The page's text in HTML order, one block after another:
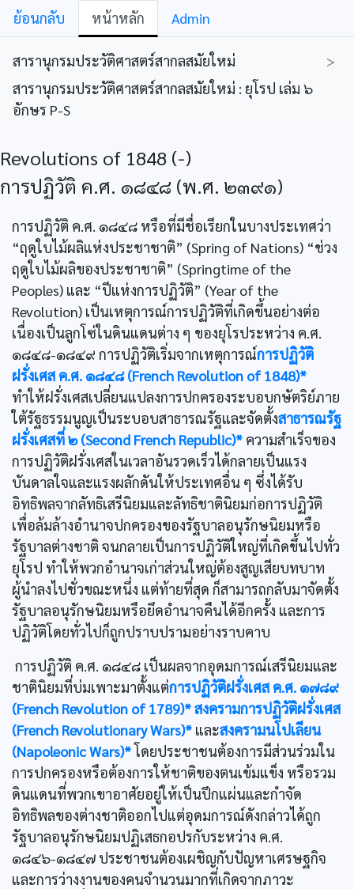
ย้อนกลับ หน้าหลัก Admin
สารานุกรมประวัติศาสตร์สากลสมัยใหม่
>
สารานุกรมประวัติศาสตร์สากลสมัยใหม่ : ยุโรป เล่ม ๖
อักษร P-S
Revolutions of 1848 (-)
การปฏิวัติ ค.ศ. ๑๘๔๘ (พ.ศ. ๒๓๙๑)
การปฏิวัติ ค.ศ. ๑๘๔๘ หรือที่มีชื่อเรียกในบางประเทศว่า
“ฤดูใบไม้ผลิแห่งประชาชาติ” (Spring of Nations) “ช่วง
ฤดูใบไม้ผลิของประชาชาติ” (Springtime of the
Peoples) และ “ปีแห่งการปฏิวัติ” (Year of the
Revolution) เป็นเหตุการณ์การปฏิวัติที่เกิดขึ้นอย่างต่อ
เนื่องเป็นลูกโซ่ในดินแดนต่าง ๆ ของยุโรประหว่าง ค.ศ.
๑๘๔๘-๑๘๔๙ การปฏิวัติเริ่มจากเหตุการณ์การปฏิวัติ
ฝรั่งเศส ค.ศ. ๑๘๔๘ (French Revolution of 1848)*
ทำให้ฝรั่งเศสเปลี่ยนแปลงการปกครองระบอบกษัตริย์ภาย
ใต้รัฐธรรมนูญเป็นระบอบสาธารณรัฐและจัดตั้งสาธารณรัฐ
ฝรั่งเศสที่ ๒ (Second French Republic)* ความสำเร็จของ
การปฏิวัติฝรั่งเศสในเวลาอันรวดเร็วได้กลายเป็นแรง
บันดาลใจและแรงผลักดันให้ประเทศอื่น ๆ ซึ่งได้รับ
อิทธิพลจากลัทธิเสรีนิยมและลัทธิชาตินิยมก่อการปฏิวัติ
เพื่อล้มล้างอำนาจปกครองของรัฐบาลอนุรักษนิยมหรือ
รัฐบาลต่างชาติ จนกลายเป็นการปฏิวัติใหญ่ที่เกิดขึ้นไปทั่ว
ยุโรป ทำให้พวกอำนาจเก่าส่วนใหญ่ต้องสูญเสียบทบาท
ผู้นำลงไปชั่วขณะหนึ่ง แต่ท้ายที่สุด ก็สามารถกลับมาจัดตั้ง
รัฐบาลอนุรักษนิยมหรือยึดอำนาจคืนได้อีกครั้ง และการ
ปฏิวัติโดยทั่วไปก็ถูกปราบปรามอย่างราบคาบ
การปฏิวัติ ค.ศ. ๑๘๔๘ เป็นผลจากอุดมการณ์เสรีนิยมและ
ชาตินิยมที่บ่มเพาะมาตั้งแต่การปฏิวัติฝรั่งเศส ค.ศ. ๑๗๘๙
(French Revolution of 1789)*สงครามการปฏิวัติฝรั่งเศส
(French Revolutionary Wars)* และสงครามนโปเลียน
(Napoleonic Wars)*โดยประชาชนต้องการมีส่วนร่วมใน
การปกครองหรือต้องการให้ชาติของตนเข้มแข็ง หรือรวม
ดินแดนที่พวกเขาอาศัยอยู่ให้เป็นปึกแผ่นและกำจัด
อิทธิพลของต่างชาติออกไปแต่อุดมการณ์ดังกล่าวได้ถูก
รัฐบาลอนุรักษนิยมปฏิเสธกอปรกับระหว่าง ค.ศ.
๑๘๔๖-๑๘๔๗ ประชาชนต้องเผชิญกับปัญหาเศรษฐกิจ
และการว่างงานของคนจำนวนมากที่เกิดจากภาวะ